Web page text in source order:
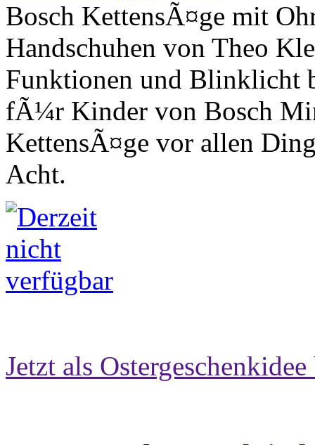
Bosch KettensÃ¤ge mit
Handschuhen von Theo
Funktionen und Blinklicht
fÃ¼r Kinder von Bosch
KettensÃ¤ge vor allen
Acht.
Jetzt als